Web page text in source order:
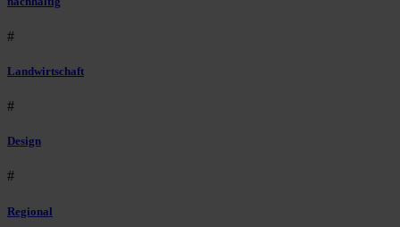
#
Landwirtschaft
#
Design
#
Regional